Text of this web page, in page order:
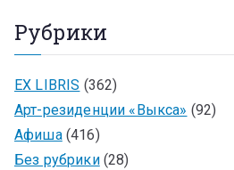
Рубрики
EX LIBRIS (362)
Арт-резиденции «Выкса» (92)
Афиша(416)
Без рубрики(28)